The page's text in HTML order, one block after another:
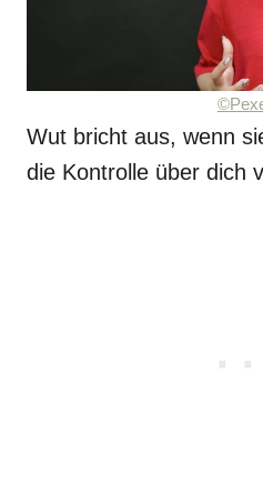
Wut bricht aus, wenn
die Kontrolle über dich